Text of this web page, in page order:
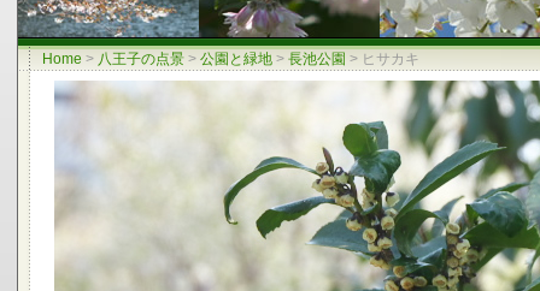
Home > 八王子の点景 > 公園と緑地 > 長池公園 > ヒサカキ